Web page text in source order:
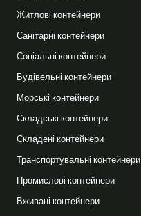
Житлові контейнери
Санітарні контейнери
Соціальні контейнери
Будівельні контейнери
Морські контейнери
Складські контейнери
Складені контейнери
Транспортувальні контейнери
Промислові контейнери
Вживані контейнери